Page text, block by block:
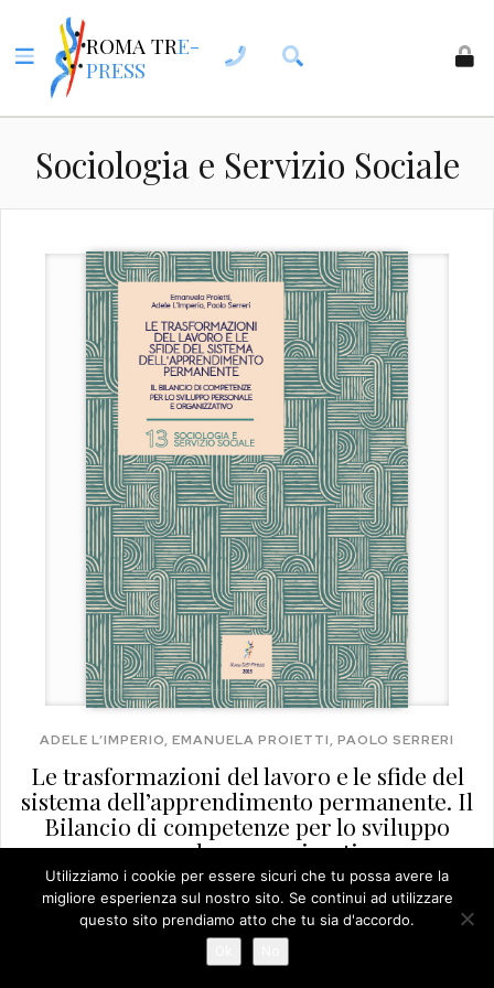
ROMA TRE-
PRESS
Sociologia e Servizio Sociale
ADELE L’IMPERIO, EMANUELA PROIETTI, PAOLO SERRERI
Le trasformazioni del lavoro e le sfide del
sistema dell’apprendimento permanente. Il
Bilancio di competenze per lo sviluppo
personale e organizzativo
SCARICA INFO
Utilizziamo i cookie per essere sicuri che tu possa avere la
migliore esperienza sul nostro sito. Se continui ad utilizzare
questo sito prendiamo atto che tu sia d'accordo.